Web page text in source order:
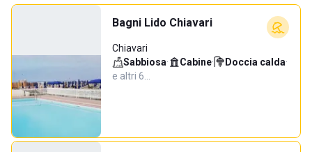
Bagni Lido Chiavari
Chiavari
Sabbiosa· Cabine· Doccia calda·
e altri 6…